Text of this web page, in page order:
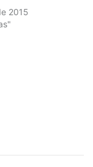
2015